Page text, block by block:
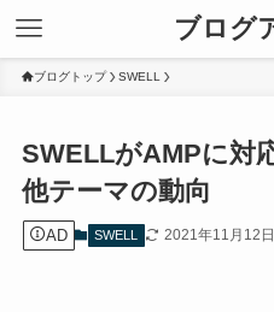
ブログ
ブログトップ SWELL
SWELLがAMPに対
他テーマの動向
AD SWELL 2021年11月12日